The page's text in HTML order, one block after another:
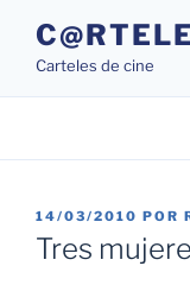
contenido
Carteles de cine
PUBLICADO
EL
14/03/2010 POR
Tres